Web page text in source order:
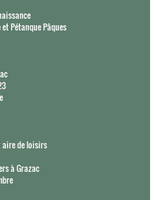
Pétanque Pâques
aire de loisirs
à Grazac